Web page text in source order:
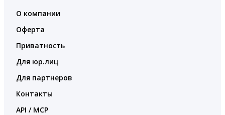
О компании
Оферта
Приватность
Для юр.лиц
Для партнеров
Контакты
API / MCP